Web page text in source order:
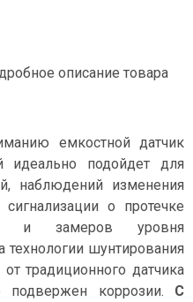
описание товара
емкостной датчик
идеально подойдет для
наблюдений изменения
о протечке
и замеров уровня
технологии шунтирования
традиционного датчика
подвержен коррозии. С